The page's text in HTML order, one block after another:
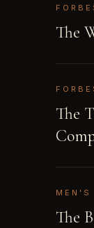
The
The
MEN'S
The